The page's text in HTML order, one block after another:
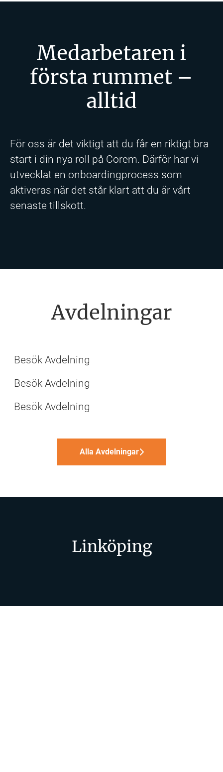
Medarbetaren i
första rummet –
alltid
För oss är det viktigt att du får en riktigt bra
start i din nya roll på Corem. Därför har vi
utvecklat en onboardingprocess som
aktiveras när det står klart att du är vårt
senaste tillskott.
Avdelningar
Besök Avdelning
Besök Avdelning
Besök Avdelning
Alla Avdelningar
Linköping